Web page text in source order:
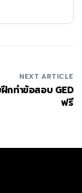
NEXT ARTICLE
ฝึกทำข้อสอบ GED
ฟรี